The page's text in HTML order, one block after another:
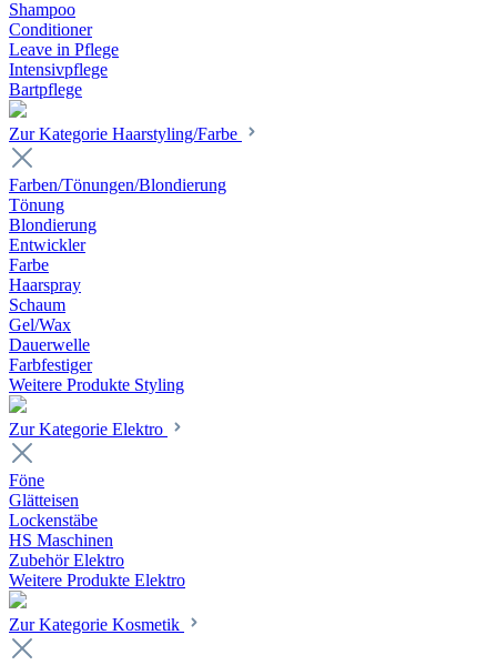
Shampoo
Conditioner
Leave in Pflege
Intensivpflege
Bartpflege
Zur Kategorie Haarstyling/Farbe
Farben/Tönungen/Blondierung
Tönung
Blondierung
Entwickler
Farbe
Haarspray
Schaum
Gel/Wax
Dauerwelle
Farbfestiger
Weitere Produkte Styling
Zur Kategorie Elektro
Föne
Glätteisen
Lockenstäbe
HS Maschinen
Zubehör Elektro
Weitere Produkte Elektro
Zur Kategorie Kosmetik